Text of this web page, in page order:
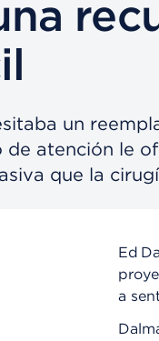
un
de atención le
que la
Ed
a